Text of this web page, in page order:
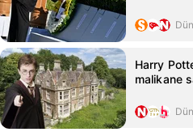
Dün
Harry
malikane
Dün